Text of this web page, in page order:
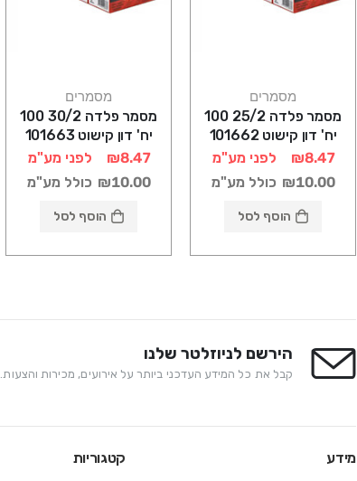
מסמרים
מסמר פלדה 25/2 100
יח' דון קישוט 101662
₪8.47
לפני מע"מ
₪10.00 כולל מע"מ
הוסף לסל
מסמרים
מסמר פלדה 30/2 100
יח' דון קישוט 101663
₪8.47
לפני מע"מ
₪10.00 כולל מע"מ
הוסף לסל
הירשם לניוזלטר שלנו
קבל את כל המידע העדכני ביותר על אירועים, מכירות והצעות.
מידע קטגוריות